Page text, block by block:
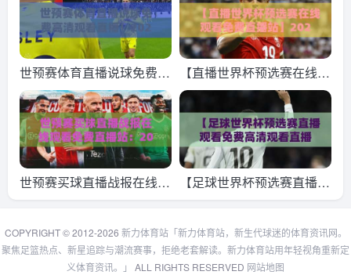
26年球迷必备观赛指南
指南与实用避坑攻略
世预赛体育直播说球免费高
清观看直播！2026世预赛
观赛指南：免费高清去哪里
看？(世预赛体育直播说球
免费高清观看直播)全攻略
【直播世界杯预选赛在线观
看免费直播站】2026终极
指南：哪里看？怎么选？
世预赛买球直播战报在线观
看免费直播站：2026年全
球足球迷的终极观赛指南
【足球世界杯预选赛直播观
看免费高清观看直播】——
2026年观赛渠道全攻略
COPYRIGHT © 2012-2026 新力体育站「新力体育站，新生代球迷的体育资讯网。
聚焦足篮热点、新星追踪与潮流赛事，拒绝老套解读。新力体育站用年轻视角重新定
义体育资讯。」
ALL RIGHTS RESERVED 网站地图